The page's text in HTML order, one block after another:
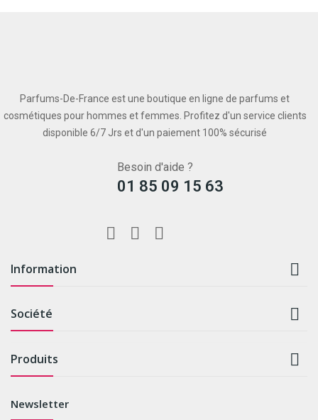
Parfums-De-France est une boutique en ligne de parfums et
cosmétiques pour hommes et femmes. Profitez d'un service clients
disponible 6/7 Jrs et d'un paiement 100% sécurisé
Besoin d'aide ?
01 85 09 15 63
Information 
Société 
Produits 
Newsletter